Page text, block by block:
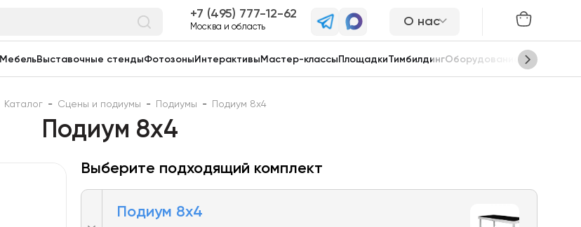
7 (495) 777-12-62
Москва и область О нас
МебельВыставочные стендыФотозоны Интерактивы Мастер-классы ПлощадкиТимбилдингОборудование Сцены
Каталог - Сцены и подиумы - Подиумы - Подиум 8х4
Подиум 8х4
Выберите подходящий комплект
Подиум 8х4